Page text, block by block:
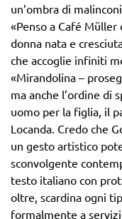
un’ombra di
«Penso a Café Müller
donna nata e
che accoglie infiniti
«Mirandolina –
ma anche l’ordine di
uomo per la figlia, il
Locanda. Credo che
un gesto artistico
sconvolgente
testo italiano con
oltre, scardina ogni
formalmente a